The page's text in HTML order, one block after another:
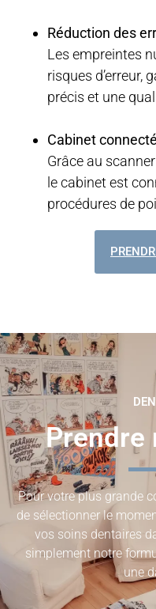
Réduction des
Les empreintes
risques d’erreur,
précis et une
Cabinet
Grâce au
le cabinet est
procédures de
Prendre
Pour votre plus grande
de sélectionner le
vos soins dentaires
simplement notre
une